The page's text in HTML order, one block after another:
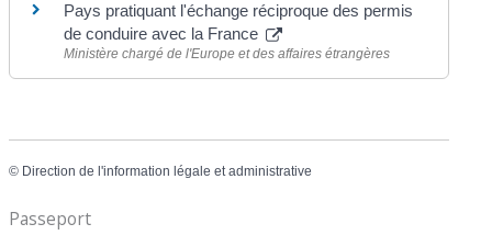
Pays pratiquant l'échange réciproque des permis
de conduire avec la France
Ministère chargé de l'Europe et des affaires étrangères
© Direction de l'information légale et administrative
Passeport